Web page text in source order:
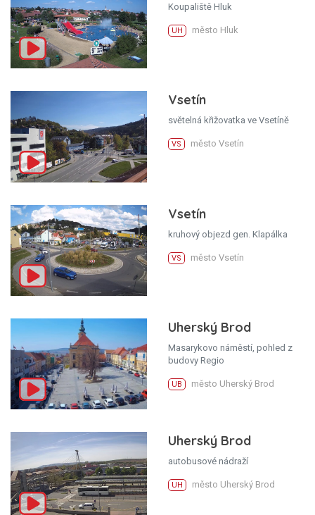
Koupaliště Hluk
UH město Hluk
Vsetín
světelná křižovatka ve Vsetíně
VS město Vsetín
Vsetín
kruhový objezd gen. Klapálka
VS město Vsetín
Uherský Brod
Masarykovo náměstí, pohled z
budovy Regio
UB město Uherský Brod
Uherský Brod
autobusové nádraží
UH město Uherský Brod